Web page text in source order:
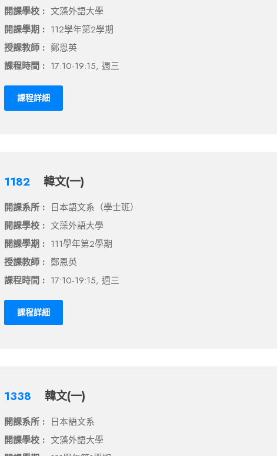
開課學校 : 文藻外語大學
開課學期 : 112學年第2學期
授課教師 : 鄭恩英
課程時間 : 17:10-19:15, 週三
課程詳細
1182 韓文(一)
開課系所 : 日本語文系（學士班）
開課學校 : 文藻外語大學
開課學期 : 111學年第2學期
授課教師 : 鄭恩英
課程時間 : 17:10-19:15, 週三
課程詳細
1338 韓文(一)
開課系所 : 日本語文系
開課學校 : 文藻外語大學